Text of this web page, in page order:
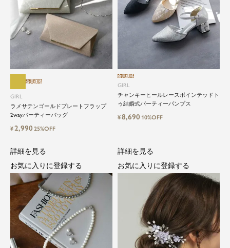
特別な日だけではもったいない...もっ
ドレスは女性にとって永遠のファッションアイテ
ム。クローゼットに一着は用意しておきたいもの
の一つ。
ドレスが持つ女性を美しく見せる力は、ファッシ
ョンアイテムの中でも特別なものです。
特別な日だけではもったいない もっと気軽にもっ
と自由にドレスを楽しみたい...
そんな気持ちを叶えたい。それが、ドレスブラン
close
GIRL
ラメサテンゴールドプレートフラップ
2wayパーティーバッグ
会員価格
¥2,99025%OFF
GIRL
チャンキーヒールレースポインテッドト
ゥ結婚式パーティーパンプス
会員価格
¥8,690 10%OFF
詳細を見る
お気に入りに登録する
詳細を見る
お気に入りに登録する